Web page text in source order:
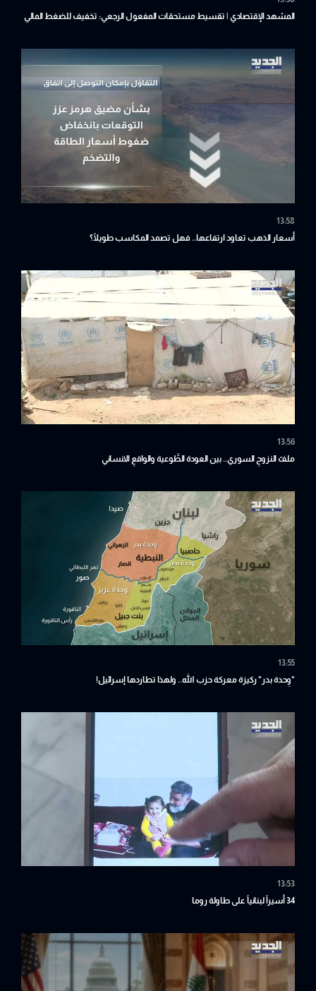
المشهد الإقتصادي | تقسيط مستحقات المفعول الرجعي: تخفيف للضغط المالي
13:58
أسعار الذهب تعاود ارتفاعها.. فهل تصمد المكاسب طويلًا؟
13:56
ملفّ النزوحِ السوري.. بين العودة الطَّوعية والواقعِ الانساني
13:55
"وِحدة بدر" ركيزة معركة حزب الله.. ولهذا تطاردها إسرائيل!
13:53
34 أسيراً لبنانياً على طاولة روما